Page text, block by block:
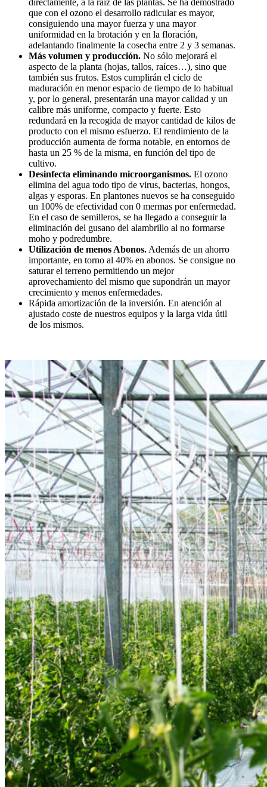
que con el ozono el desarrollo radicular es mayor,
consiguiendo una mayor fuerza y una mayor
uniformidad en la brotación y en la floración,
adelantando finalmente la cosecha entre 2 y 3 semanas.
Más volumen y producción. No sólo mejorará el
aspecto de la planta (hojas, tallos, raíces…), sino que
también sus frutos. Estos cumplirán el ciclo de
maduración en menor espacio de tiempo de lo habitual
y, por lo general, presentarán una mayor calidad y un
calibre más uniforme, compacto y fuerte. Esto
redundará en la recogida de mayor cantidad de kilos de
producto con el mismo esfuerzo. El rendimiento de la
producción aumenta de forma notable, en entornos de
hasta un 25 % de la misma, en función del tipo de
cultivo.
Desinfecta eliminando microorganismos. El ozono
elimina del agua todo tipo de virus, bacterias, hongos,
algas y esporas. En plantones nuevos se ha conseguido
un 100% de efectividad con 0 mermas por enfermedad.
En el caso de semilleros, se ha llegado a conseguir la
eliminación del gusano del alambrillo al no formarse
moho y podredumbre.
Utilización de menos Abonos. Además de un ahorro
importante, en torno al 40% en abonos. Se consigue no
saturar el terreno permitiendo un mejor
aprovechamiento del mismo que supondrán un mayor
crecimiento y menos enfermedades.
Rápida amortización de la inversión. En atención al
ajustado coste de nuestros equipos y la larga vida útil
de los mismos.